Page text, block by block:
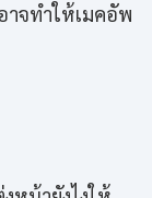
าจทำให้เมคอัพ